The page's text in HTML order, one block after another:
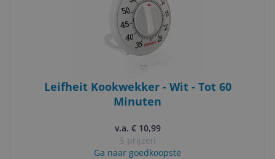
Leifheit Kookwekker - Wit - Tot 60
Minuten
v.a. € 10,99
5 prijzen
Ga naar goedkoopste